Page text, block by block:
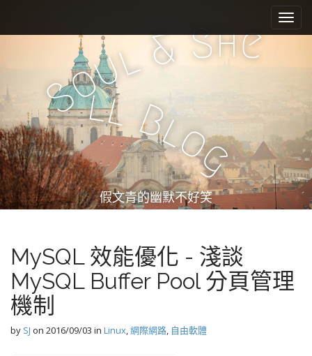
e
n
u
i
c
n
t
e
n
t
Soul&She
ll Bl
og
假文青的幽默不好笑
MySQL 效能優化 - 淺談
MySQL Buffer Pool 分頁管理
機制
by SJ on 2016/09/03 in Linux,網際網路, 自由軟體